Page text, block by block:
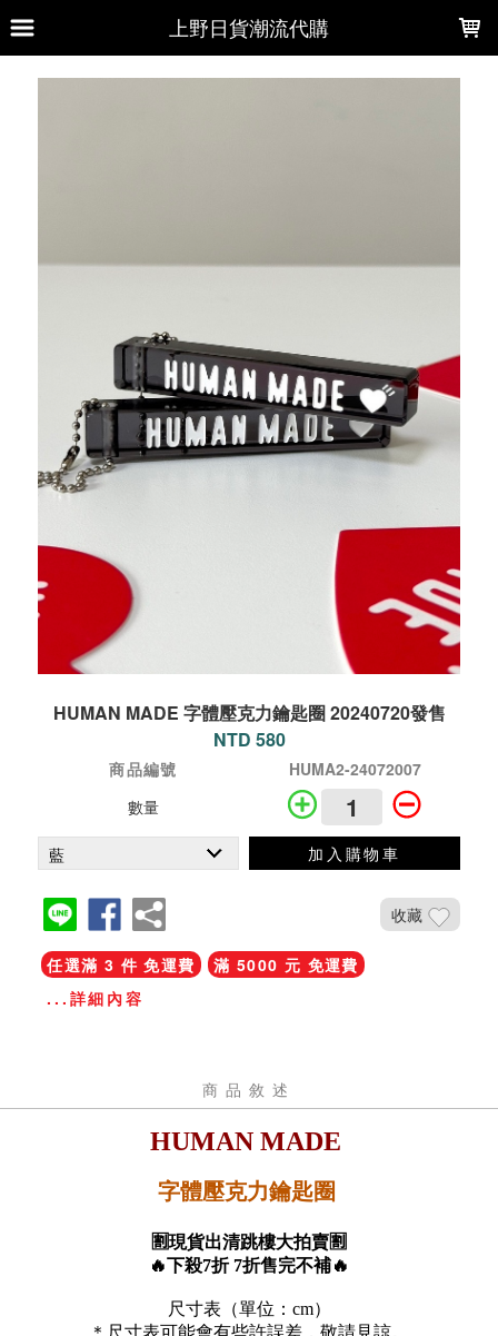
上野日貨潮流代購
HUMAN MADE 字體壓克力鑰匙圈 20240720發售
NTD 580
商品編號
HUMA2-24072007
數量
加入購物車
收藏
任選滿 3 件 免運費
滿 5000 元 免運費
...詳細內容
商品敘述